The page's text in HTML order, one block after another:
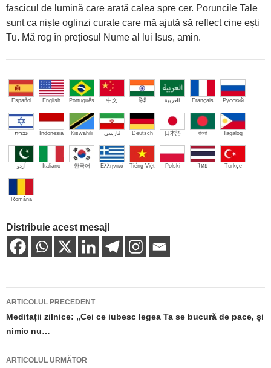
fascicul de lumină care arată calea spre cer. Poruncile Tale
sunt ca niște oglinzi curate care mă ajută să reflect cine ești
Tu. Mă rog în prețiosul Nume al lui Isus, amin.
Español English Português 中文 हिंदी العربية Français Русский
עברית Indonesia Kiswahili فارسی Deutsch 日本語 বাংলা Tagalog
اُردو Italiano 한국어 Ελληνικά Tiếng Việt Polski ไทย Türkçe
Română
Distribuie acest mesaj!
Navigare
în
articole
ARTICOLUL PRECEDENT
Meditații zilnice: „Cei ce iubesc legea Ta se bucură de pace, și
nimic nu…
ARTICOLUL URMĂTOR